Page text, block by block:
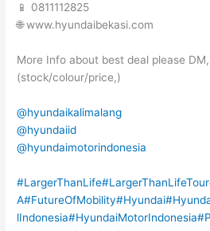
📱 0811112825
🌐 www.hyundaibekasi.com
More Info about best deal please DM,
(stock/colour/price,)
@hyundaikalimalang
@hyundaiid
@hyundaimotorindonesia
#LargerThanLife#LargerThanLifeTour
A#FutureOfMobility#Hyundai
lIndonesia#HyundaiMotorIndonesia